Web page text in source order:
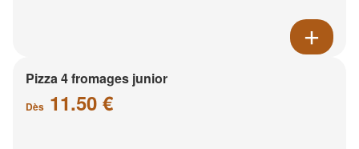
Pizza 4 fromages junior
Dès 11.50 €